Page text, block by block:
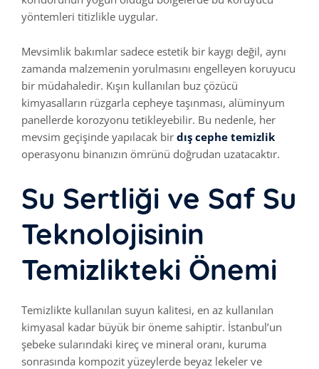
yöntemleri titizlikle uygular.
Mevsimlik bakımlar sadece estetik bir kaygı değil, aynı
zamanda malzemenin yorulmasını engelleyen koruyucu
bir müdahaledir. Kışın kullanılan buz çözücü
kimyasalların rüzgarla cepheye taşınması, alüminyum
panellerde korozyonu tetikleyebilir. Bu nedenle, her
mevsim geçişinde yapılacak bir dış cephe temizlik
operasyonu binanızın ömrünü doğrudan uzatacaktır.
Su Sertliği ve Saf Su
Teknolojisinin
Temizlikteki Önemi
Temizlikte kullanılan suyun kalitesi, en az kullanılan
kimyasal kadar büyük bir öneme sahiptir. İstanbul’un
şebeke sularındaki kireç ve mineral oranı, kuruma
sonrasında kompozit yüzeylerde beyaz lekeler ve